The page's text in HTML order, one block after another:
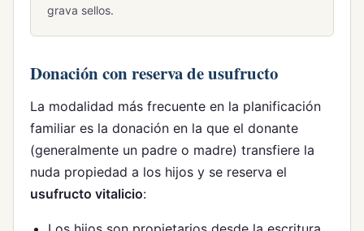
grava sellos.
Donación con reserva de usufructo
La modalidad más frecuente en la planificación
familiar es la donación en la que el donante
(generalmente un padre o madre) transfiere la
nuda propiedad a los hijos y se reserva el
usufructo vitalicio: